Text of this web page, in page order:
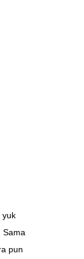
yuk
Sama
pun